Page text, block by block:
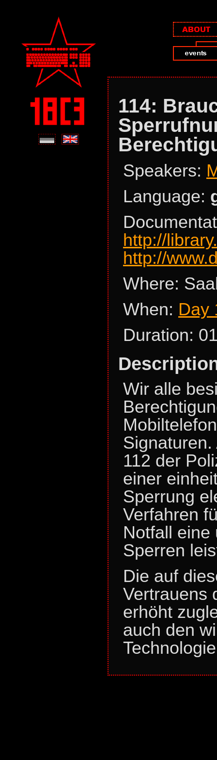
114:
Speakers:
Language:
http://
http://
Where:
When: Day
Duration:
Wir alle
112 der
einer
Sperrung
Verfahren
Notfall eine
Sperren
Die auf
Vertrauens
erhöht
auch den